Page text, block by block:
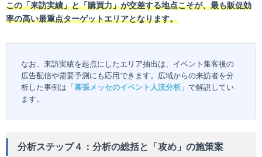
この「来訪実績」と「購買力」が交差する地点こそが、最も販促効
率の高い最重点ターゲットエリアとなります。
なお、来訪実績を起点にしたエリア抽出は、イベント集客後の
広告配信や需要予測にも応用できます。広域からの来訪者を分
析した事例は「 幕張メッセのイベント人流分析 」で解説してい
ます。
分析ステップ４：分析の総括と「攻め」の施策案